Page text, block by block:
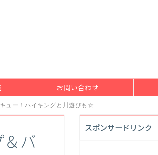
お問い合わせ
ュー！ハイキングと川遊びも☆
バ
スポンサードリンク